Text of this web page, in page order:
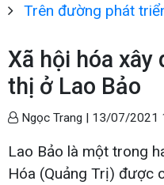
Trên đường phát
Xã hội hóa
thị ở Lao Bảo
Ngọc Trang | 13/07/2021
Lao Bảo là một trong
Hóa (Quảng Trị) được